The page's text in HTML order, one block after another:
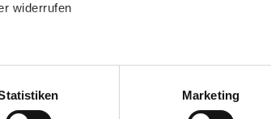
widerrufen
einige Meter genau sein können
identifizieren
und legen Sie Ihre Präferenzen imAbschnitt
Marketing